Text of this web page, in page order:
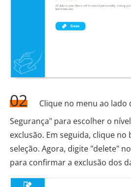
02
Clique no menu ao lado
Segurança" para escolher o
exclusão. Em seguida, clique no
seleção. Agora, digite "delete"
para confirmar a exclusão dos